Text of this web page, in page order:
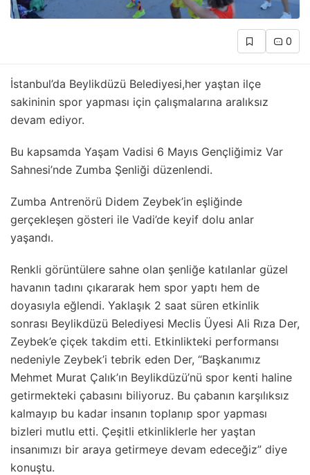
0
İstanbul’da Beylikdüzü Belediyesi,her yaştan ilçe
sakininin spor yapması için çalışmalarına aralıksız
devam ediyor.
Bu kapsamda Yaşam Vadisi 6 Mayıs Gençliğimiz Var
Sahnesi’nde Zumba Şenliği düzenlendi.
Zumba Antrenörü Didem Zeybek’in eşliğinde
gerçekleşen gösteri ile Vadi’de keyif dolu anlar
yaşandı.
Renkli görüntülere sahne olan şenliğe katılanlar güzel
havanın tadını çıkararak hem spor yaptı hem de
doyasıyla eğlendi. Yaklaşık 2 saat süren etkinlik
sonrası Beylikdüzü Belediyesi Meclis Üyesi Ali Rıza Der,
Zeybek’e çiçek takdim etti. Etkinlikteki performansı
nedeniyle Zeybek’i tebrik eden Der, “Başkanımız
Mehmet Murat Çalık’ın Beylikdüzü’nü spor kenti haline
getirmekteki çabasını biliyoruz. Bu çabanın karşılıksız
kalmayıp bu kadar insanın toplanıp spor yapması
bizleri mutlu etti. Çeşitli etkinliklerle her yaştan
insanımızı bir araya getirmeye devam edeceğiz” diye
konuştu.